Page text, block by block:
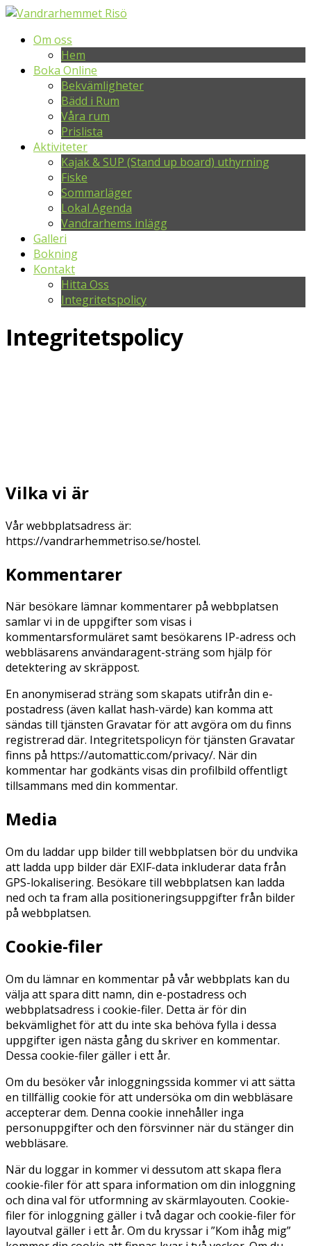
Om oss
Hem
Boka Online
Bekvämligheter
Bädd i Rum
Våra rum
Prislista
Aktiviteter
Kajak & SUP (Stand up board) uthyrning
Fiske
Sommarläger
Lokal Agenda
Vandrarhems inlägg
Galleri
Bokning
Kontakt
Hitta Oss
Integritetspolicy
Integritetspolicy
Vilka vi är
Vår webbplatsadress är:
https://vandrarhemmetriso.se/hostel.
Kommentarer
När besökare lämnar kommentarer på webbplatsen
samlar vi in de uppgifter som visas i
kommentarsformuläret samt besökarens IP-adress och
webbläsarens användaragent-sträng som hjälp för
detektering av skräppost.
En anonymiserad sträng som skapats utifrån din e-
postadress (även kallat hash-värde) kan komma att
sändas till tjänsten Gravatar för att avgöra om du finns
registrerad där. Integritetspolicyn för tjänsten Gravatar
finns på https://automattic.com/privacy/. När din
kommentar har godkänts visas din profilbild offentligt
tillsammans med din kommentar.
Media
Om du laddar upp bilder till webbplatsen bör du undvika
att ladda upp bilder där EXIF-data inkluderar data från
GPS-lokalisering. Besökare till webbplatsen kan ladda
ned och ta fram alla positioneringsuppgifter från bilder
på webbplatsen.
Cookie-filer
Om du lämnar en kommentar på vår webbplats kan du
välja att spara ditt namn, din e-postadress och
webbplatsadress i cookie-filer. Detta är för din
bekvämlighet för att du inte ska behöva fylla i dessa
uppgifter igen nästa gång du skriver en kommentar.
Dessa cookie-filer gäller i ett år.
Om du besöker vår inloggningssida kommer vi att sätta
en tillfällig cookie för att undersöka om din webbläsare
accepterar dem. Denna cookie innehåller inga
personuppgifter och den försvinner när du stänger din
webbläsare.
När du loggar in kommer vi dessutom att skapa flera
cookie-filer för att spara information om din inloggning
och dina val för utformning av skärmlayouten. Cookie-
filer för inloggning gäller i två dagar och cookie-filer för
layoutval gäller i ett år. Om du kryssar i ”Kom ihåg mig”